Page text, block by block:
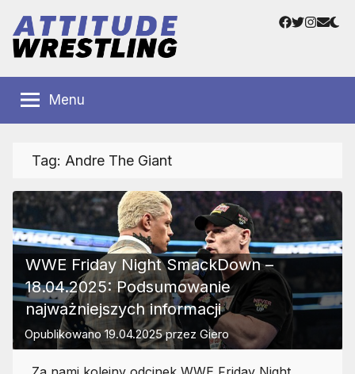
treści
Wrestling
Polska
Wrestlingu
Facebook
Twitter
Menu
Tag: Andre The Giant
WWE Friday Night SmackDown –
18.04.2025: Podsumowanie
najważniejszych informacji
Opublikowano19.04.2025przez Giero